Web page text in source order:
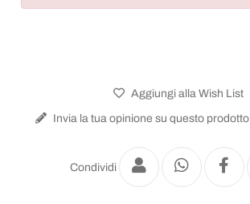
Aggiungi alla Wish List
Invia la tua opinione su questo prodotto
Condividi